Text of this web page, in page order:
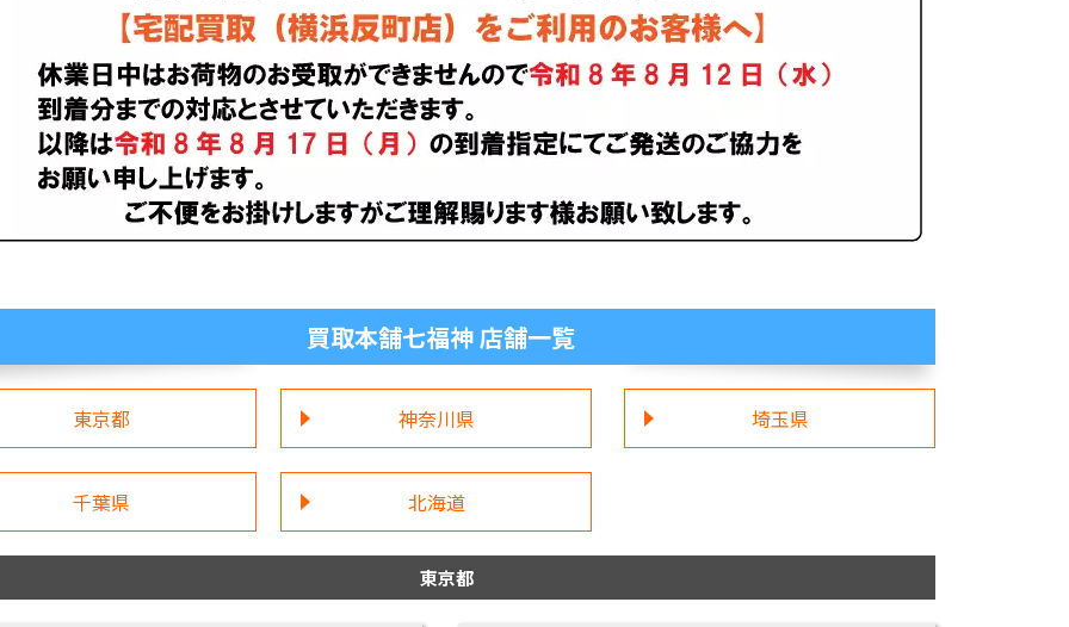
買取本舗七福神 店舗一覧
東京都 神奈川県 埼玉県
千葉県 北海道
東京都